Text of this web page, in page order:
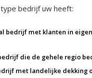
bedrijf uw heeft:
bedrijf met klanten in
die de gehele regio
met landelijke dekking